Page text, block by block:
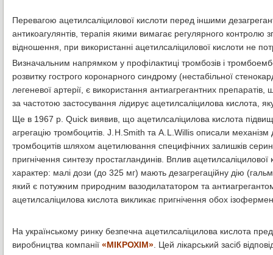
Перевагою ацетилсаліцилової кислоти перед іншими
антикоагулянтів, терапія якими вимагає регулярного
відношення, при використанні ацетилсаліцилової кислоти не
Визначальним напрямком у профілактиці тромбозів і
розвитку гострого коронарного синдрому (нестабільної
легеневої артерії, є використання антиагрегантних
за частотою застосування лідирує ацетилсаліцилова кислота,
Ще в 1967 р. Quiсk виявив, що ацетилсаліцилова кислота
агрегацію тромбоцитів. J. H.Smith та A. L.Willis описали механізм
тромбоцитів шляхом ацетилювання специфічних залишків
пригнічення синтезу простагландинів. Вплив
характер: малі дози (до 325 мг) мають дезагрегаційну дію
який є потужним природним вазодилататором та
ацетилсаліцилова кислота викликає пригнічення обох
На українському ринку безпечна ацетилсаліцилова кислота
виробництва компанії «МІКРОХІМ» . Цей лікарський засіб